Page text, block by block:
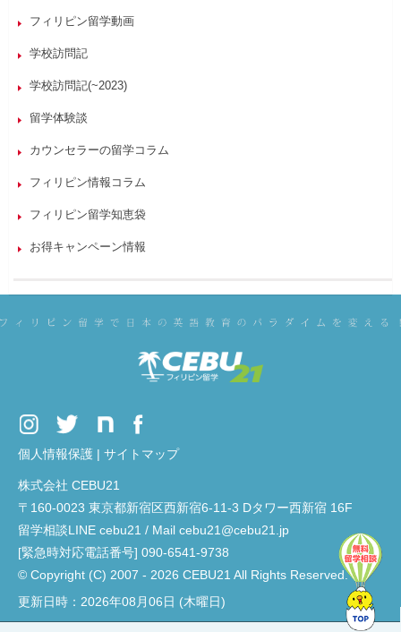
フィリピン留学動画
学校訪問記
学校訪問記(~2023)
留学体験談
カウンセラーの留学コラム
フィリピン情報コラム
フィリピン留学知恵袋
お得キャンペーン情報
個人情報保護 | サイトマップ
株式会社 CEBU21
〒160-0023 東京都新宿区西新宿6-11-3 Dタワー西新宿 16F
留学相談LINE cebu21 / Mail cebu21@cebu21.jp
[緊急時対応電話番号] 090-6541-9738
© Copyright (C) 2007 - 2026 CEBU21 All Rights Reserved.
更新日時：2026年08月06日 (木曜日)